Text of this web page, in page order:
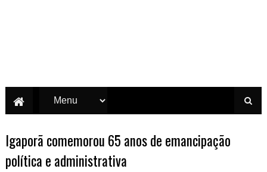
Igaporã comemorou 65 anos de emancipação
política e administrativa